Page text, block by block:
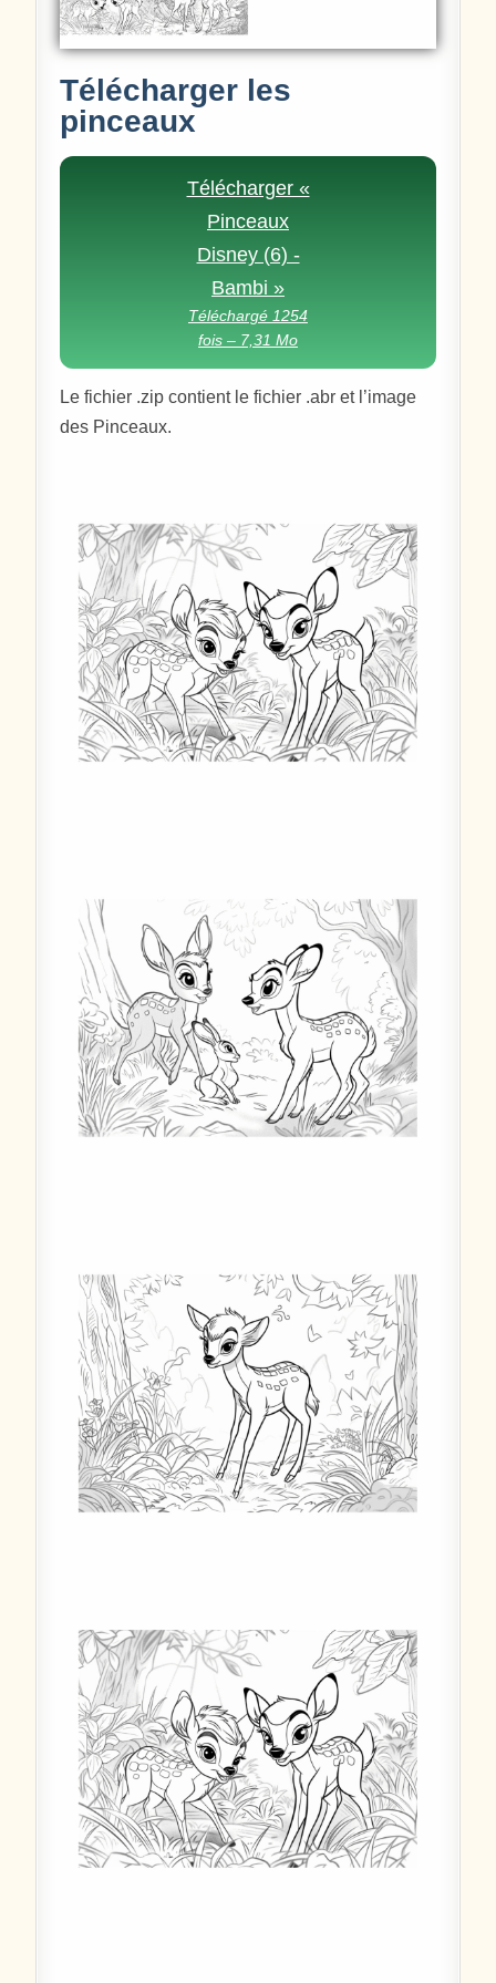
Télécharger les
pinceaux
Télécharger «
Pinceaux
Disney (6) -
Bambi »
Téléchargé 1254
fois – 7,31 Mo
Le fichier .zip contient le fichier .abr et l’image
des Pinceaux.